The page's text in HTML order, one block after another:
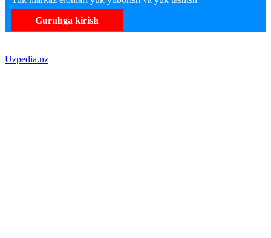
Guruhga kirish
Uzpedia.uz